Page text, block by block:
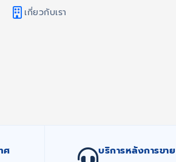
เกี่ยวกับเรา
ศ บริการหลังการขาย